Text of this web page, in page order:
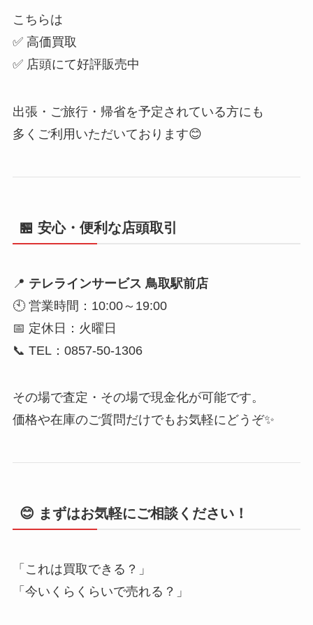
こちらは
✅ 高価買取
✅ 店頭にて好評販売中
出張・ご旅行・帰省を予定されている方にも
多くご利用いただいております😊
🏪 安心・便利な店頭取引
📍 テレラインサービス 鳥取駅前店
🕙 営業時間：10:00～19:00
📅 定休日：火曜日
📞 TEL：0857-50-1306
その場で査定・その場で現金化が可能です。
価格や在庫のご質問だけでもお気軽にどうぞ✨
😊 まずはお気軽にご相談ください！
「これは買取できる？」
「今いくらくらいで売れる？」